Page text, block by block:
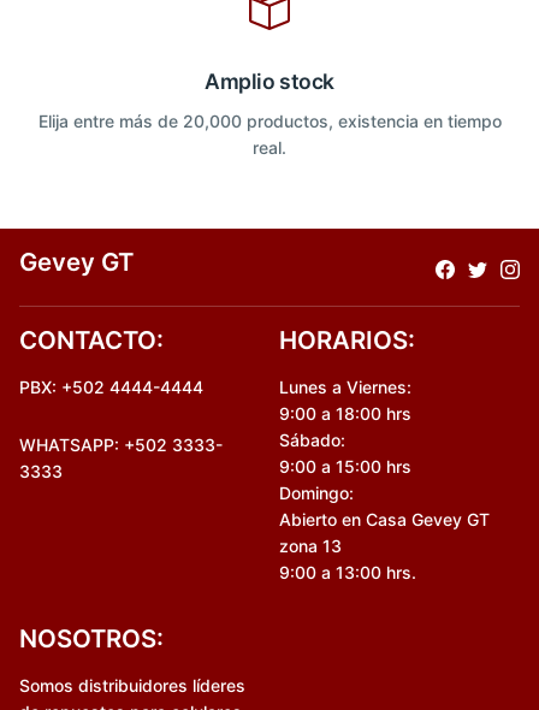
Amplio stock
Elija entre más de 20,000 productos, existencia en tiempo
real.
Gevey GT
CONTACTO:
PBX: +502 4444-4444
WHATSAPP: +502 3333-
3333
HORARIOS:
Lunes a Viernes:
9:00 a 18:00 hrs
Sábado:
9:00 a 15:00 hrs
Domingo:
Abierto en Casa Gevey GT
zona 13
9:00 a 13:00 hrs.
NOSOTROS:
Somos distribuidores líderes